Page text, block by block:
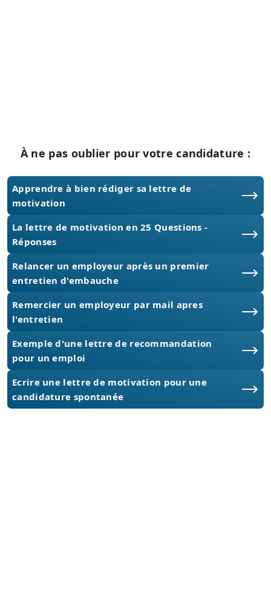
À ne pas oublier pour votre candidature :
Apprendre à bien rédiger sa lettre de
motivation
La lettre de motivation en 25 Questions -
Réponses
Relancer un employeur après un premier
entretien d'embauche
Remercier un employeur par mail apres
l'entretien
Exemple d'une lettre de recommandation
pour un emploi
Ecrire une lettre de motivation pour une
candidature spontanée